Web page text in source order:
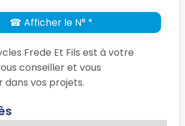
☎ Afficher le N° *
Frede Et Fils est à votre
conseiller et vous
vos projets.